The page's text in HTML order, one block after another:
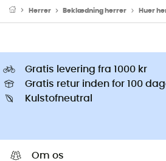
Herrer Beklædning herrer Huer
Gratis levering fra 1000 kr
Gratis retur inden for 100
Kulstofneutral
Om os